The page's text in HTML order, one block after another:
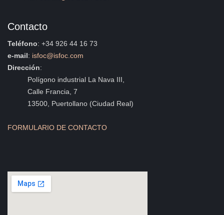
Contacto
Teléfono: +34 926 44 16 73
e-mail: isfoc@isfoc.com
Dirección:
Polígono industrial La Nava III,
Calle Francia, 7
13500, Puertollano (Ciudad Real)
FORMULARIO DE CONTACTO